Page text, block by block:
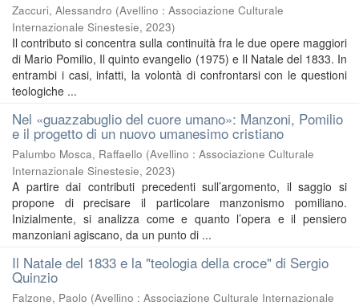
Zaccuri, Alessandro (Avellino : Associazione Culturale
Internazionale Sinestesie, 2023)
Il contributo si concentra sulla continuità fra le due opere maggiori
di Mario Pomilio, Il quinto evangelio (1975) e Il Natale del 1833. In
entrambi i casi, infatti, la volontà di confrontarsi con le questioni
teologiche ...
Nel «guazzabuglio del cuore umano»: Manzoni, Pomilio
e il progetto di un nuovo umanesimo cristiano
Palumbo Mosca, Raffaello (Avellino : Associazione Culturale
Internazionale Sinestesie, 2023)
A partire dai contributi precedenti sull’argomento, il saggio si
propone di precisare il particolare manzonismo pomiliano.
Inizialmente, si analizza come e quanto l’opera e il pensiero
manzoniani agiscano, da un punto di ...
Il Natale del 1833 e la "teologia della croce" di Sergio
Quinzio
Falzone, Paolo (Avellino : Associazione Culturale Internazionale